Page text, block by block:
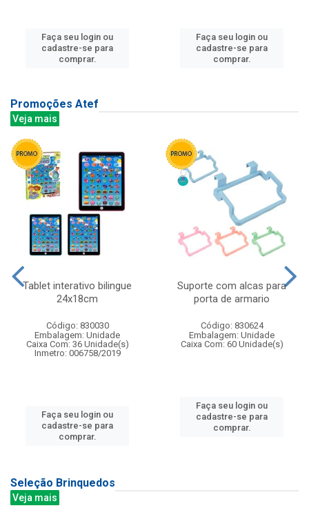
Faça seu login ou
cadastre-se para
comprar.
Faça seu login ou
cadastre-se para
comprar.
Promoções Atef
Veja mais
Tablet interativo bilingue
24x18cm
Código: 830030
Embalagem: Unidade
Caixa Com: 36 Unidade(s)
Inmetro: 006758/2019
Faça seu login ou
cadastre-se para
comprar.
Suporte com alcas para
porta de armario
Código: 830624
Embalagem: Unidade
Caixa Com: 60 Unidade(s)
Faça seu login ou
cadastre-se para
comprar.
Seleção Brinquedos
Veja mais